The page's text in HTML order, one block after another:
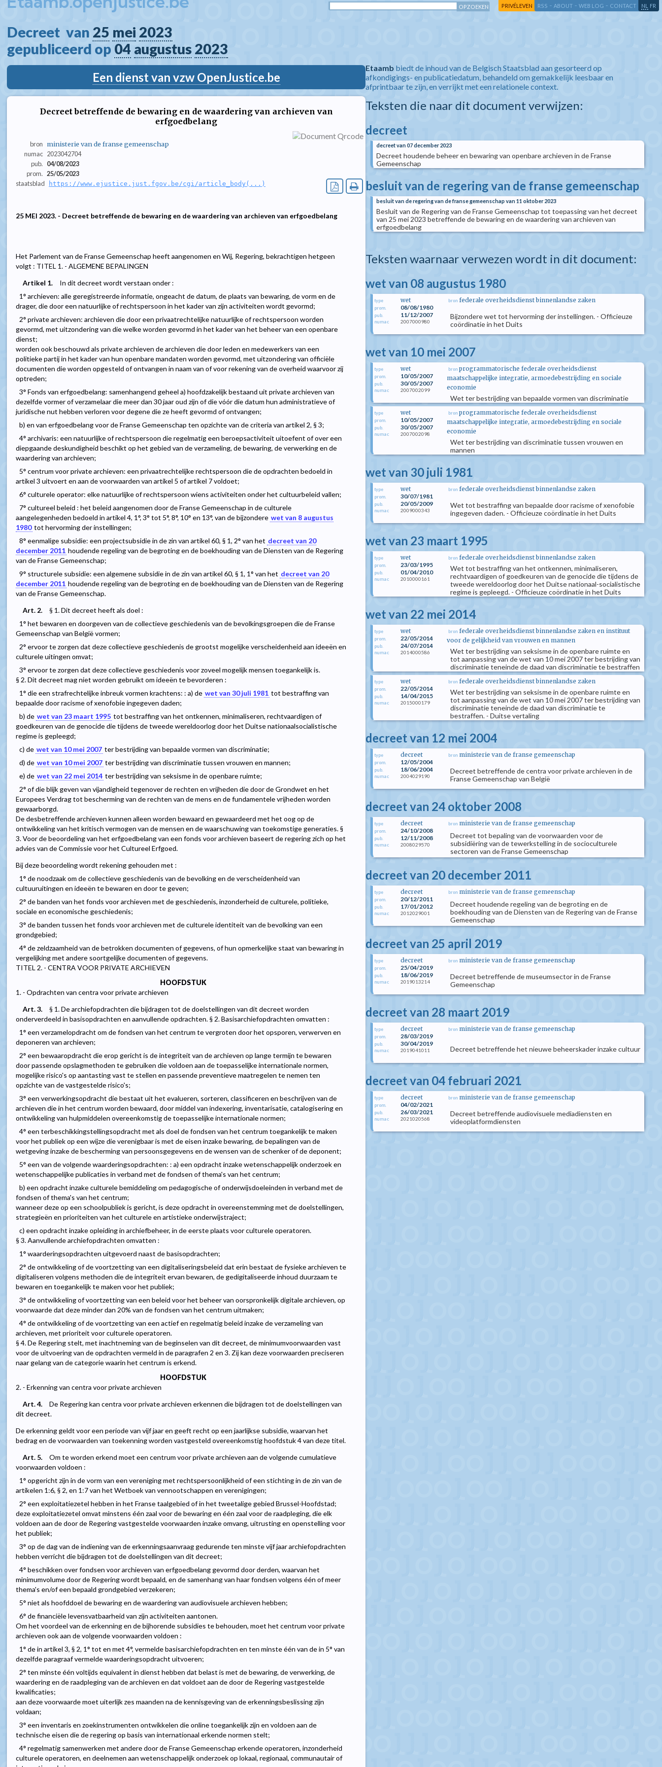
PRIVÉLEVEN RSS - ABOUT - WEB LOG - CONTACT NL FR
Decreet  van 25 mei 2023
gepubliceerd op 04 augustus 2023
Een dienst van vzw OpenJustice.be
Decreet betreffende de bewaring en de waardering van archieven van
erfgoedbelang
bron ministerie van de franse gemeenschap
numac 2023042704
pub.
04/08/2023
prom. 25/05/2023
staatsblad
https://www.ejustice.just.fgov.be/cgi/article_body(...)
25 MEI 2023. - Decreet betreffende de bewaring en de waardering van archieven van erfgoedbelang
Het Parlement van de Franse Gemeenschap heeft aangenomen en Wij, Regering, bekrachtigen hetgeen
volgt : TITEL 1. - ALGEMENE BEPALINGEN
Artikel 1.
In dit decreet wordt verstaan onder :
1° archieven: alle geregistreerde informatie, ongeacht de datum, de plaats van bewaring, de vorm en de
drager, die door een natuurlijke of rechtspersoon in het kader van zijn activiteiten wordt gevormd;
2° private archieven: archieven die door een privaatrechtelijke natuurlijke of rechtspersoon worden
gevormd, met uitzondering van die welke worden gevormd in het kader van het beheer van een openbare
dienst;
worden ook beschouwd als private archieven de archieven die door leden en medewerkers van een
politieke partij in het kader van hun openbare mandaten worden gevormd, met uitzondering van officiële
documenten die worden opgesteld of ontvangen in naam van of voor rekening van de overheid waarvoor zij
optreden;
3° Fonds van erfgoedbelang: samenhangend geheel a) hoofdzakelijk bestaand uit private archieven van
dezelfde vormer of verzamelaar die meer dan 30 jaar oud zijn of die vóór die datum hun administratieve of
juridische nut hebben verloren voor degene die ze heeft gevormd of ontvangen;
b) en van erfgoedbelang voor de Franse Gemeenschap ten opzichte van de criteria van artikel 2, § 3;
4° archivaris: een natuurlijke of rechtspersoon die regelmatig een beroepsactiviteit uitoefent of over een
diepgaande deskundigheid beschikt op het gebied van de verzameling, de bewaring, de verwerking en de
waardering van archieven;
5° centrum voor private archieven: een privaatrechtelijke rechtspersoon die de opdrachten bedoeld in
artikel 3 uitvoert en aan de voorwaarden van artikel 5 of artikel 7 voldoet;
6° culturele operator: elke natuurlijke of rechtspersoon wiens activiteiten onder het cultuurbeleid vallen;
7° cultureel beleid : het beleid aangenomen door de Franse Gemeenschap in de culturele
aangelegenheden bedoeld in artikel 4, 1°, 3° tot 5°, 8°, 10° en 13°, van de bijzondere wet van 8 augustus
1980 tot hervorming der instellingen;
8° eenmalige subsidie: een projectsubsidie in de zin van artikel 60, § 1, 2° van het decreet van 20
december 2011 houdende regeling van de begroting en de boekhouding van de Diensten van de Regering
van de Franse Gemeenschap;
9° structurele subsidie: een algemene subsidie in de zin van artikel 60, § 1, 1° van het decreet van 20
december 2011 houdende regeling van de begroting en de boekhouding van de Diensten van de Regering
van de Franse Gemeenschap.
Art. 2.
§ 1. Dit decreet heeft als doel :
1° het bewaren en doorgeven van de collectieve geschiedenis van de bevolkingsgroepen die de Franse
Gemeenschap van België vormen;
2° ervoor te zorgen dat deze collectieve geschiedenis de grootst mogelijke verscheidenheid aan ideeën en
culturele uitingen omvat;
3° ervoor te zorgen dat deze collectieve geschiedenis voor zoveel mogelijk mensen toegankelijk is.
§ 2. Dit decreet mag niet worden gebruikt om ideeën te bevorderen :
1° die een strafrechtelijke inbreuk vormen krachtens: : a) de wet van 30 juli 1981 tot bestraffing van
bepaalde door racisme of xenofobie ingegeven daden;
b) de wet van 23 maart 1995 tot bestraffing van het ontkennen, minimaliseren, rechtvaardigen of
goedkeuren van de genocide die tijdens de tweede wereldoorlog door het Duitse nationaalsocialistische
regime is gepleegd;
c) de wet van 10 mei 2007 ter bestrijding van bepaalde vormen van discriminatie;
d) de wet van 10 mei 2007 ter bestrijding van discriminatie tussen vrouwen en mannen;
e) de wet van 22 mei 2014 ter bestrijding van seksisme in de openbare ruimte;
2° of die blijk geven van vijandigheid tegenover de rechten en vrijheden die door de Grondwet en het
Europees Verdrag tot bescherming van de rechten van de mens en de fundamentele vrijheden worden
gewaarborgd.
De desbetreffende archieven kunnen alleen worden bewaard en gewaardeerd met het oog op de
ontwikkeling van het kritisch vermogen van de mensen en de waarschuwing van toekomstige generaties. §
3. Voor de beoordeling van het erfgoedbelang van een fonds voor archieven baseert de regering zich op het
advies van de Commissie voor het Cultureel Erfgoed.
Bij deze beoordeling wordt rekening gehouden met :
1° de noodzaak om de collectieve geschiedenis van de bevolking en de verscheidenheid van
cultuuruitingen en ideeën te bewaren en door te geven;
2° de banden van het fonds voor archieven met de geschiedenis, inzonderheid de culturele, politieke,
sociale en economische geschiedenis;
3° de banden tussen het fonds voor archieven met de culturele identiteit van de bevolking van een
grondgebied;
4° de zeldzaamheid van de betrokken documenten of gegevens, of hun opmerkelijke staat van bewaring in
vergelijking met andere soortgelijke documenten of gegevens.
TITEL 2. - CENTRA VOOR PRIVATE ARCHIEVEN
HOOFDSTUK
1. - Opdrachten van centra voor private archieven
Art. 3.
§ 1. De archiefopdrachten die bijdragen tot de doelstellingen van dit decreet worden
onderverdeeld in basisopdrachten en aanvullende opdrachten. § 2. Basisarchiefopdrachten omvatten :
1° een verzamelopdracht om de fondsen van het centrum te vergroten door het opsporen, verwerven en
deponeren van archieven;
2° een bewaaropdracht die erop gericht is de integriteit van de archieven op lange termijn te bewaren
door passende opslagmethoden te gebruiken die voldoen aan de toepasselijke internationale normen,
mogelijke risico's op aantasting vast te stellen en passende preventieve maatregelen te nemen ten
opzichte van de vastgestelde risico's;
3° een verwerkingsopdracht die bestaat uit het evalueren, sorteren, classificeren en beschrijven van de
archieven die in het centrum worden bewaard, door middel van indexering, inventarisatie, catalogisering en
ontwikkeling van hulpmiddelen overeenkomstig de toepasselijke internationale normen;
4° een terbeschikkingstellingsopdracht met als doel de fondsen van het centrum toegankelijk te maken
voor het publiek op een wijze die verenigbaar is met de eisen inzake bewaring, de bepalingen van de
wetgeving inzake de bescherming van persoonsgegevens en de wensen van de schenker of de deponent;
5° een van de volgende waarderingsopdrachten: : a) een opdracht inzake wetenschappelijk onderzoek en
wetenschappelijke publicaties in verband met de fondsen of thema's van het centrum;
b) een opdracht inzake culturele bemiddeling om pedagogische of onderwijsdoeleinden in verband met de
fondsen of thema's van het centrum;
wanneer deze op een schoolpubliek is gericht, is deze opdracht in overeenstemming met de doelstellingen,
strategieën en prioriteiten van het culturele en artistieke onderwijstraject;
c) een opdracht inzake opleiding in archiefbeheer, in de eerste plaats voor culturele operatoren.
§ 3. Aanvullende archiefopdrachten omvatten :
1° waarderingsopdrachten uitgevoerd naast de basisopdrachten;
2° de ontwikkeling of de voortzetting van een digitaliseringsbeleid dat erin bestaat de fysieke archieven te
digitaliseren volgens methoden die de integriteit ervan bewaren, de gedigitaliseerde inhoud duurzaam te
bewaren en toegankelijk te maken voor het publiek;
3° de ontwikkeling of voortzetting van een beleid voor het beheer van oorspronkelijk digitale archieven, op
voorwaarde dat deze minder dan 20% van de fondsen van het centrum uitmaken;
4° de ontwikkeling of de voortzetting van een actief en regelmatig beleid inzake de verzameling van
archieven, met prioriteit voor culturele operatoren.
§ 4. De Regering stelt, met inachtneming van de beginselen van dit decreet, de minimumvoorwaarden vast
voor de uitvoering van de opdrachten vermeld in de paragrafen 2 en 3. Zij kan deze voorwaarden preciseren
naar gelang van de categorie waarin het centrum is erkend.
HOOFDSTUK
2. - Erkenning van centra voor private archieven
Art. 4.
De Regering kan centra voor private archieven erkennen die bijdragen tot de doelstellingen van
dit decreet.
De erkenning geldt voor een periode van vijf jaar en geeft recht op een jaarlijkse subsidie, waarvan het
bedrag en de voorwaarden van toekenning worden vastgesteld overeenkomstig hoofdstuk 4 van deze titel.
Art. 5.
Om te worden erkend moet een centrum voor private archieven aan de volgende cumulatieve
voorwaarden voldoen :
1° opgericht zijn in de vorm van een vereniging met rechtspersoonlijkheid of een stichting in de zin van de
artikelen 1:6, § 2, en 1:7 van het Wetboek van vennootschappen en verenigingen;
2° een exploitatiezetel hebben in het Franse taalgebied of in het tweetalige gebied Brussel-Hoofdstad;
deze exploitatiezetel omvat minstens één zaal voor de bewaring en één zaal voor de raadpleging, die elk
voldoen aan de door de Regering vastgestelde voorwaarden inzake omvang, uitrusting en openstelling voor
het publiek;
3° op de dag van de indiening van de erkenningsaanvraag gedurende ten minste vijf jaar archiefopdrachten
hebben verricht die bijdragen tot de doelstellingen van dit decreet;
4° beschikken over fondsen voor archieven van erfgoedbelang gevormd door derden, waarvan het
minimumvolume door de Regering wordt bepaald, en de samenhang van haar fondsen volgens één of meer
thema's en/of een bepaald grondgebied verzekeren;
5° niet als hoofddoel de bewaring en de waardering van audiovisuele archieven hebben;
6° de financiële levensvatbaarheid van zijn activiteiten aantonen.
Om het voordeel van de erkenning en de bijhorende subsidies te behouden, moet het centrum voor private
archieven ook aan de volgende voorwaarden voldoen :
1° de in artikel 3, § 2, 1° tot en met 4°, vermelde basisarchiefopdrachten en ten minste één van de in 5° van
dezelfde paragraaf vermelde waarderingsopdracht uitvoeren;
2° ten minste één voltijds equivalent in dienst hebben dat belast is met de bewaring, de verwerking, de
waardering en de raadpleging van de archieven en dat voldoet aan de door de Regering vastgestelde
kwalificaties;
aan deze voorwaarde moet uiterlijk zes maanden na de kennisgeving van de erkenningsbeslissing zijn
voldaan;
3° een inventaris en zoekinstrumenten ontwikkelen die online toegankelijk zijn en voldoen aan de
technische eisen die de regering op basis van internationaal erkende normen stelt;
4° regelmatig samenwerken met andere door de Franse Gemeenschap erkende operatoren, inzonderheid
culturele operatoren, en deelnemen aan wetenschappelijk onderzoek op lokaal, regionaal, communautair of
Etaamb biedt de inhoud van de Belgisch Staatsblad aan gesorteerd op
afkondigings- en publicatiedatum, behandeld om gemakkelijk leesbaar en
afprintbaar te zijn, en verrijkt met een relationele context.
Teksten die naar dit document verwijzen:
decreet
decreet van 07 december 2023
Decreet houdende beheer en bewaring van openbare archieven in de Franse
Gemeenschap
besluit van de regering van de franse gemeenschap
besluit van de regering van de franse gemeenschap van 11 oktober 2023
Besluit van de Regering van de Franse Gemeenschap tot toepassing van het decreet
van 25 mei 2023 betreffende de bewaring en de waardering van archieven van
erfgoedbelang
Teksten waarnaar verwezen wordt in dit document:
wet van 08 augustus 1980
type wet
prom. 08/08/1980
pub. 11/12/2007
numac 2007000980
bron federale overheidsdienst binnenlandse zaken
Bijzondere wet tot hervorming der instellingen. - Officieuze
coördinatie in het Duits
wet van 10 mei 2007
type wet
prom. 10/05/2007
pub. 30/05/2007
numac 2007002099
bron programmatorische federale overheidsdienst
maatschappelijke integratie, armoedebestrijding en sociale
economie
Wet ter bestrijding van bepaalde vormen van discriminatie
type wet
prom. 10/05/2007
pub. 30/05/2007
numac 2007002098
bron programmatorische federale overheidsdienst
maatschappelijke integratie, armoedebestrijding en sociale
economie
Wet ter bestrijding van discriminatie tussen vrouwen en
mannen
wet van 30 juli 1981
type wet
prom. 30/07/1981
pub. 20/05/2009
numac 2009000343
bron federale overheidsdienst binnenlandse zaken
Wet tot bestraffing van bepaalde door racisme of xenofobie
ingegeven daden. - Officieuze coördinatie in het Duits
wet van 23 maart 1995
type wet
prom. 23/03/1995
pub. 01/04/2010
numac 2010000161
bron federale overheidsdienst binnenlandse zaken
Wet tot bestraffing van het ontkennen, minimaliseren,
rechtvaardigen of goedkeuren van de genocide die tijdens de
tweede wereldoorlog door het Duitse nationaal-socialistische
regime is gepleegd. - Officieuze coördinatie in het Duits
wet van 22 mei 2014
type wet
prom. 22/05/2014
pub. 24/07/2014
numac 2014000586
bron federale overheidsdienst binnenlandse zaken en instituut
voor de gelijkheid van vrouwen en mannen
Wet ter bestrijding van seksisme in de openbare ruimte en
tot aanpassing van de wet van 10 mei 2007 ter bestrijding van
discriminatie teneinde de daad van discriminatie te bestraffen
type wet
prom. 22/05/2014
pub. 14/04/2015
numac 2015000179
bron federale overheidsdienst binnenlandse zaken
Wet ter bestrijding van seksisme in de openbare ruimte en
tot aanpassing van de wet van 10 mei 2007 ter bestrijding van
discriminatie teneinde de daad van discriminatie te
bestraffen. - Duitse vertaling
decreet van 12 mei 2004
type decreet
prom. 12/05/2004
pub. 18/06/2004
numac 2004029190
bron ministerie van de franse gemeenschap
Decreet betreffende de centra voor private archieven in de
Franse Gemeenschap van België
decreet van 24 oktober 2008
type decreet
prom. 24/10/2008
pub. 12/11/2008
numac 2008029570
bron ministerie van de franse gemeenschap
Decreet tot bepaling van de voorwaarden voor de
subsidiëring van de tewerkstelling in de socioculturele
sectoren van de Franse Gemeenschap
decreet van 20 december 2011
type decreet
prom. 20/12/2011
pub. 17/01/2012
numac 2012029001
bron ministerie van de franse gemeenschap
Decreet houdende regeling van de begroting en de
boekhouding van de Diensten van de Regering van de Franse
Gemeenschap
decreet van 25 april 2019
type decreet
prom. 25/04/2019
pub. 18/06/2019
numac 2019013214
bron ministerie van de franse gemeenschap
Decreet betreffende de museumsector in de Franse
Gemeenschap
decreet van 28 maart 2019
type decreet
prom. 28/03/2019
pub. 30/04/2019
numac 2019041011
bron ministerie van de franse gemeenschap
Decreet betreffende het nieuwe beheerskader inzake cultuur
decreet van 04 februari 2021
type decreet
prom. 04/02/2021
pub. 26/03/2021
numac 2021020568
bron ministerie van de franse gemeenschap
Decreet betreffende audiovisuele mediadiensten en
videoplatformdiensten